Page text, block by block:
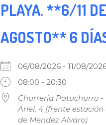
PLAYA. **6/11 DE
AGOSTO** 6
06/08/2026 - 11/08/
08:00 - 20:30
Churreria Patuchurro -
Ariel, 4 (frente estación
de Mendez Alvaro)